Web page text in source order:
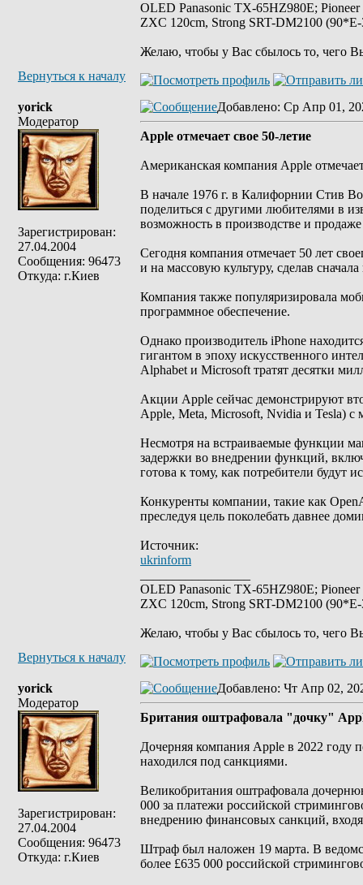
OLED Panasonic TX-65HZ980E;
ZXC 120cm, Strong SRT-DM2100
Желаю, чтобы у Вас сбылось то, чего
Вернуться к началу
yorick
Модератор
Зарегистрирован:
27.04.2004
Сообщения: 96473
Откуда: г.Киев
Добавлено: Ср Апр 01,
Apple отмечает свое 50-летие
Американская компания Apple
В начале 1976 г. в Калифорнии Стив
поделиться с другими любителями в
возможность в производстве и
Сегодня компания отмечает 50 лет
и на массовую культуру, сделав
Компания также популяризировала
программное обеспечение.
Однако производитель iPhone
гигантом в эпоху искусственного
Alphabet и Microsoft тратят десятки
Акции Apple сейчас демонстрируют
Apple, Meta, Microsoft, Nvidia и Tesla) с
Несмотря на встраиваемые функции
задержки во внедрении функций,
готова к тому, как потребители будут
Конкуренты компании, такие как
преследуя цель поколебать давнее
Источник:
ukrinform
OLED Panasonic TX-65HZ980E;
ZXC 120cm, Strong SRT-DM2100
Желаю, чтобы у Вас сбылось то, чего
Вернуться к началу
yorick
Модератор
Зарегистрирован:
27.04.2004
Сообщения: 96473
Откуда: г.Киев
Добавлено: Чт Апр 02,
Британия оштрафовала "дочку"
Дочерняя компания Apple в 2022 году
находился под санкциями.
Великобритания оштрафовала
000 за платежи российской
внедрению финансовых санкций,
Штраф был наложен 19 марта. В
более £635 000 российской